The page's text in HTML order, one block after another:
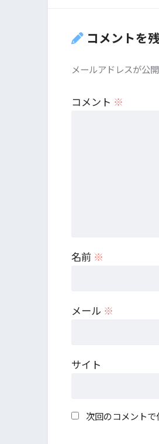
コメントを
メールアドレスが公
コメント ※
名前 ※
メール ※
サイト
次回のコメント